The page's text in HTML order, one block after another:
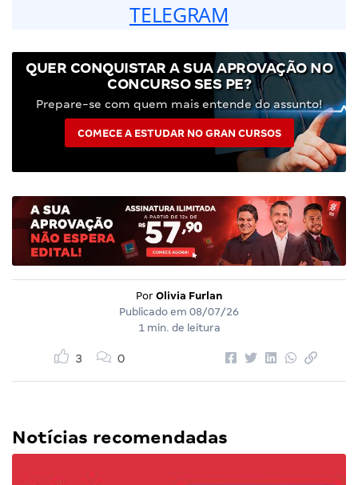
TELEGRAM
QUER CONQUISTAR A SUA APROVAÇÃO NO
CONCURSO SES PE?
Prepare-se com quem mais entende do assunto!
COMECE A ESTUDAR NO GRAN CURSOS
Por Olivia Furlan
Publicado em 08/07/26
1 min. de leitura
3 0
Notícias recomendadas